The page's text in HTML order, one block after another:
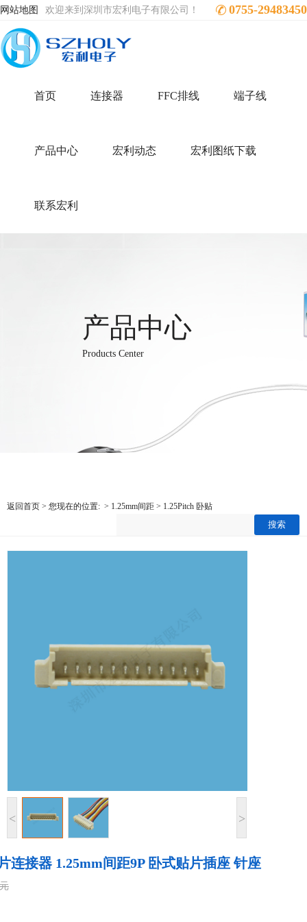
欢迎来到深圳市宏利电子有限公司！
网站地图 0755-29483450
首页 连接器 FFC排线 端子线
产品中心 宏利动态 宏利图纸下载
联系宏利
产品中心
Products Center
返回首页 > 您现在的位置: > 1.25mm间距 > 1.25Pitch 卧贴
搜索
< >
连接器 1.25mm间距9P 卧式贴片插座 针座